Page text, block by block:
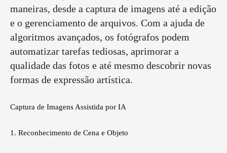
maneiras, desde a captura de imagens até a edição
e o gerenciamento de arquivos. Com a ajuda de
algoritmos avançados, os fotógrafos podem
automatizar tarefas tediosas, aprimorar a
qualidade das fotos e até mesmo descobrir novas
formas de expressão artística.
Captura de Imagens Assistida por IA
1. Reconhecimento de Cena e Objeto